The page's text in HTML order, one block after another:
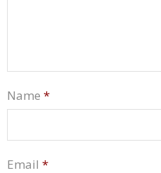
Name *
Email *